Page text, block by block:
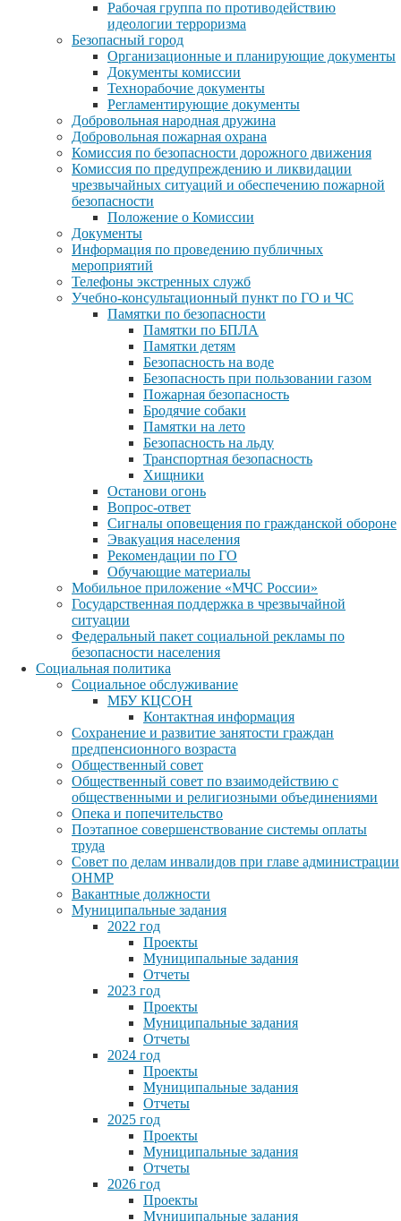
Рабочая группа по противодействию
идеологии терроризма
Безопасный город
Организационные и планирующие документы
Документы комиссии
Технорабочие документы
Регламентирующие документы
Добровольная народная дружина
Добровольная пожарная охрана
Комиссия по безопасности дорожного движения
Комиссия по предупреждению и ликвидации
чрезвычайных ситуаций и обеспечению пожарной
безопасности
Положение о Комиссии
Документы
Информация по проведению публичных
мероприятий
Телефоны экстренных служб
Учебно-консультационный пункт по ГО и ЧС
Памятки по безопасности
Памятки по БПЛА
Памятки детям
Безопасность на воде
Безопасность при пользовании газом
Пожарная безопасность
Бродячие собаки
Памятки на лето
Безопасность на льду
Транспортная безопасность
Хищники
Останови огонь
Вопрос-ответ
Сигналы оповещения по гражданской обороне
Эвакуация населения
Рекомендации по ГО
Обучающие материалы
Мобильное приложение «МЧС России»
Государственная поддержка в чрезвычайной
ситуации
Федеральный пакет социальной рекламы по
безопасности населения
Социальная политика
Социальное обслуживание
МБУ КЦСОН
Контактная информация
Сохранение и развитие занятости граждан
предпенсионного возраста
Общественный совет
Общественный совет по взаимодействию с
общественными и религиозными объединениями
Опека и попечительство
Поэтапное совершенствование системы оплаты
труда
Совет по делам инвалидов при главе администрации
ОНМР
Вакантные должности
Муниципальные задания
2022 год
Проекты
Муниципальные задания
Отчеты
2023 год
Проекты
Муниципальные задания
Отчеты
2024 год
Проекты
Муниципальные задания
Отчеты
2025 год
Проекты
Муниципальные задания
Отчеты
2026 год
Проекты
Муниципальные задания